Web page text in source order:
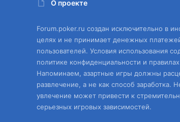
О проекте
Forum.poker.ru создан исключительно в
целях и не принимает денежных
пользователей. Условия использования
политике конфиденциальности и
Напоминаем, азартные игры должны
развлечение, а не как способ заработка.
увлечение может привести к
серьезных игровых зависимостей.